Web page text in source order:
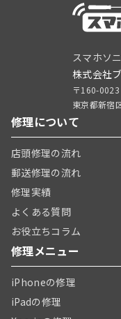
スマホソ
株式会社
〒160-0023
東京都新宿
修理について
店頭修理の流れ
郵送修理の流れ
修理実績
よくある質問
お役立ちコラム
修理メニュー
iPhoneの修理
iPadの修理